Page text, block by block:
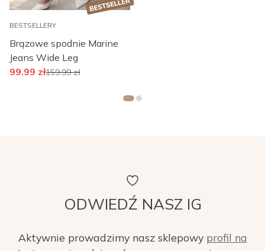
BESTSELLERY
Brązowe spodnie Marine
Jeans Wide Leg
99.99 zł159.99zł
ODWIEDŹ NASZ IG
Aktywnie prowadzimy nasz sklepowy profil na